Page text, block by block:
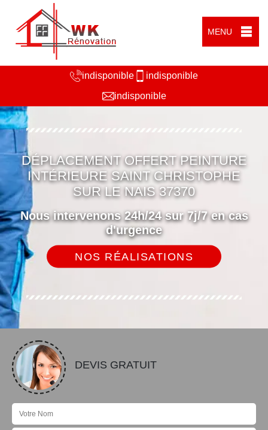
MENU
indisponible
indisponible
indisponible
DÉPLACEMENT OFFERT PEINTURE
INTÉRIEURE SAINT CHRISTOPHE
SUR LE NAIS 37370
Nous intervenons 24h/24 sur 7j/7 en cas
d'urgence
NOS RÉALISATIONS
DEVIS GRATUIT